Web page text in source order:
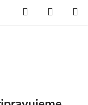
Hľadať
KOŠÍK